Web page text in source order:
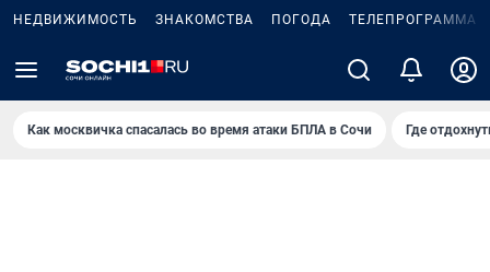
НЕДВИЖИМОСТЬ ЗНАКОМСТВА ПОГОДА ТЕЛЕПРОГРАММА
Как москвичка спасалась во время атаки БПЛА в Сочи Где